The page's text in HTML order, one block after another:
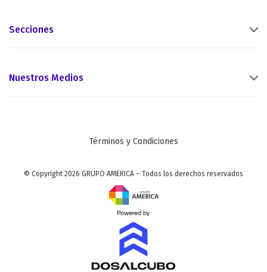
Secciones
Nuestros Medios
Términos y Condiciones
© Copyright 2026 GRUPO AMERICA – Todos los derechos reservados